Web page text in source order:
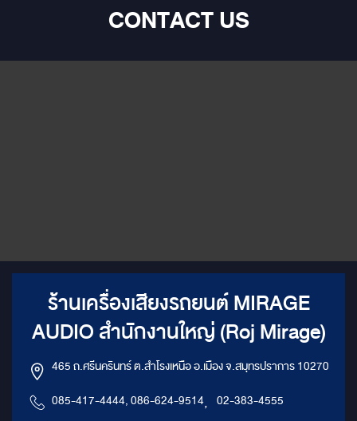
CONTACT US
ร้านเครื่องเสียงรถยนต์ MIRAGE
AUDIO สำนักงานใหญ่ (Roj Mirage)
465 ถ.ศรีนครินทร์ ต.สำโรงเหนือ อ.เมือง จ.สมุทรปราการ 10270
085-417-4444, 086-624-9514, 02-383-4555